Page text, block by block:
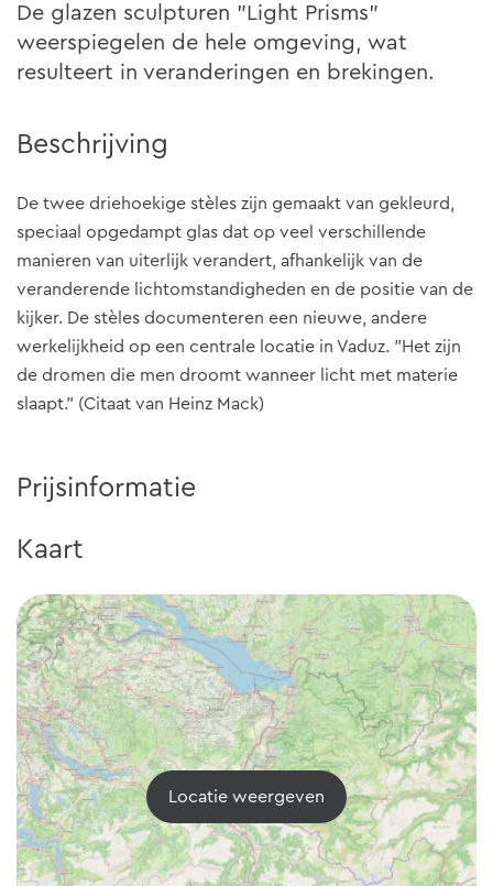
De glazen sculpturen "Light Prisms"
weerspiegelen de hele omgeving, wat
resulteert in veranderingen en brekingen.
Beschrijving
De twee driehoekige stèles zijn gemaakt van gekleurd,
speciaal opgedampt glas dat op veel verschillende
manieren van uiterlijk verandert, afhankelijk van de
veranderende lichtomstandigheden en de positie van de
kijker. De stèles documenteren een nieuwe, andere
werkelijkheid op een centrale locatie in Vaduz. "Het zijn
de dromen die men droomt wanneer licht met materie
slaapt." (Citaat van Heinz Mack)
Prijsinformatie
Kaart
Locatie weergeven